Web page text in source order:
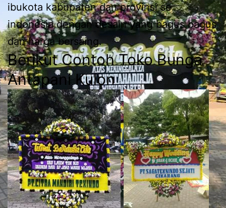
ibukota kabupaten dan provinsi se
indonesia dengan desain yang bagus bagus
dan harga bersaing.
Berikut Contoh Toko Bunga
Antapani Kulon